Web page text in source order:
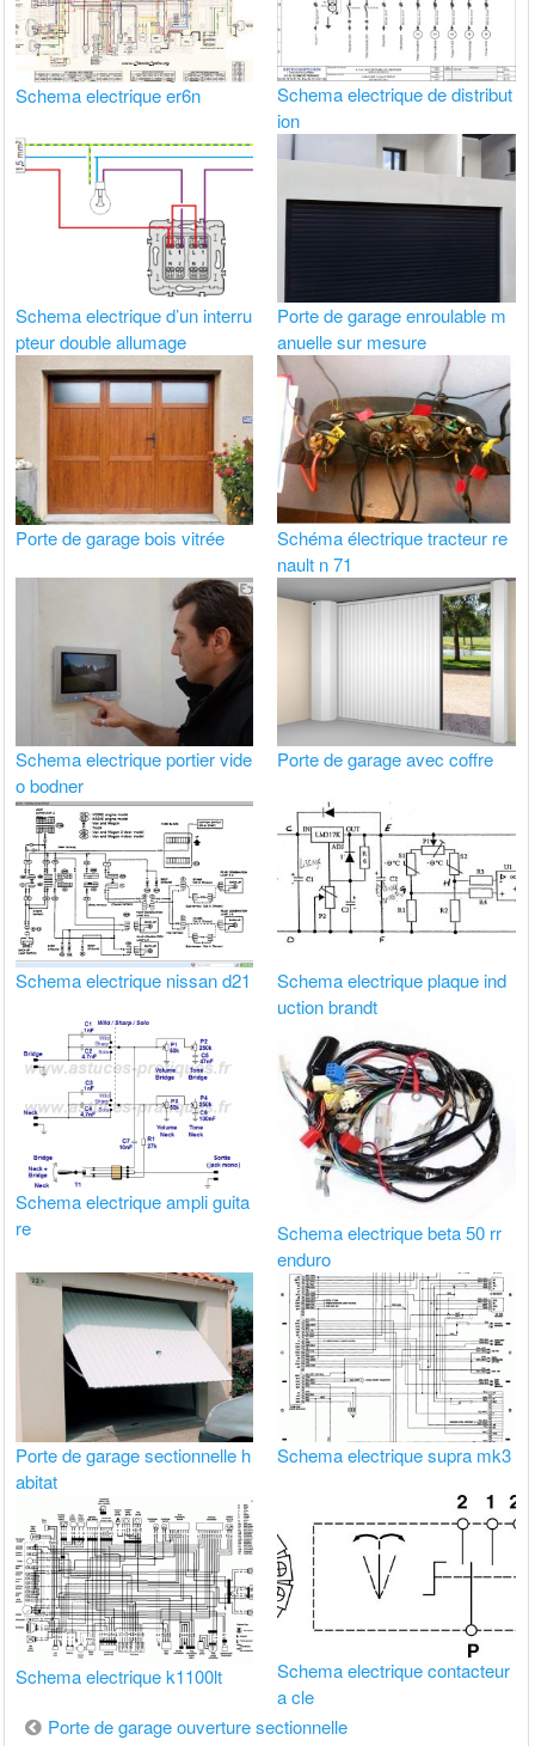
Schema electrique er6n
Schema electrique de distribut
ion
Schema electrique d’un interru
pteur double allumage
Porte de garage enroulable m
anuelle sur mesure
Porte de garage bois vitrée
Schéma électrique tracteur re
nault n 71
Schema electrique portier vide
o bodner
Porte de garage avec coffre
Schema electrique nissan d21
Schema electrique plaque ind
uction brandt
Schema electrique ampli guita
re
Schema electrique beta 50 rr
enduro
Porte de garage sectionnelle h
abitat
Schema electrique supra mk3
Schema electrique k1100lt
Schema electrique contacteur
a cle
Navigation
Porte de garage ouverture sectionnelle